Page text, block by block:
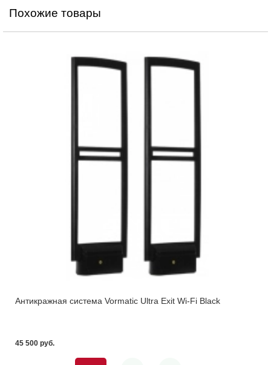
Похожие товары
Антикражная система Vormatic Ultra Exit Wi-Fi Black
45 500 pуб.